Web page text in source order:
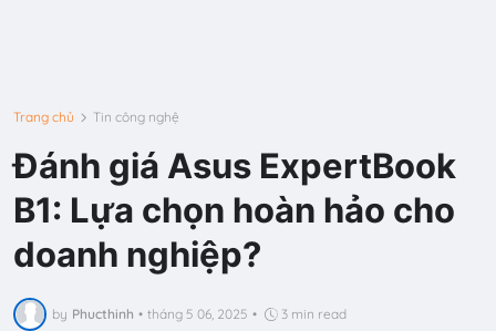
Trang chủ Tin công nghệ
Đánh giá Asus ExpertBook
B1: Lựa chọn hoàn hảo cho
doanh nghiệp?
by Phucthinh • tháng 5 06, 2025 • 3 min read